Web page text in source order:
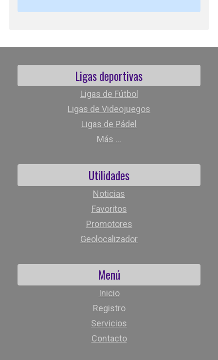
Ligas deportivas
Ligas de Fútbol
Ligas de Videojuegos
Ligas de Pádel
Más ...
Utilidades
Noticias
Favoritos
Promotores
Geolocalizador
Menú
Inicio
Registro
Servicios
Contacto